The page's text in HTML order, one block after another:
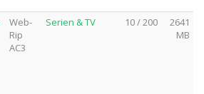
Web-
Rip
AC3
Serien & TV 10 / 200
2641
MB